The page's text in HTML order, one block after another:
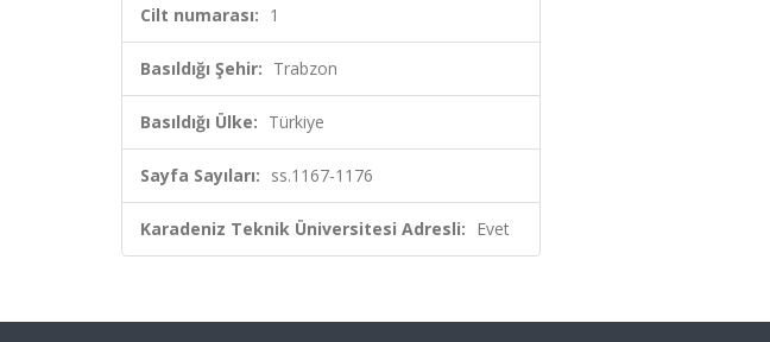
Cilt numarası: 1
Basıldığı Şehir: Trabzon
Basıldığı Ülke: Türkiye
Sayfa Sayıları: ss.1167-1176
Karadeniz Teknik Üniversitesi Adresli: Evet